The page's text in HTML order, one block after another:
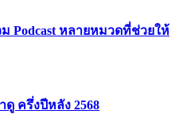
Podcast หลายหมวดที่ช่วยให้
ดู ครึ่งปีหลัง 2568